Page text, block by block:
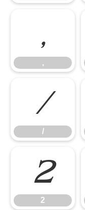
,
,
/
/
2
2